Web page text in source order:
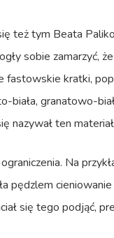
też tym Beata
sobie zamarzyć,
fastowskie kratki,
granatowo-
ten
Na
pędzlem
się tego podjąć,